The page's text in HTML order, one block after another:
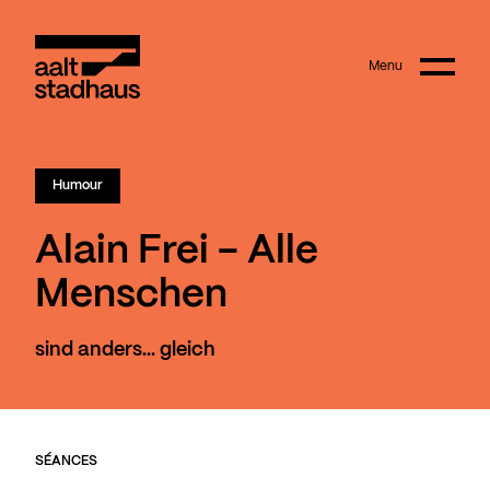
Main content Menu
Humour
Alain Frei - Alle
Menschen
sind anders... gleich
SÉANCES